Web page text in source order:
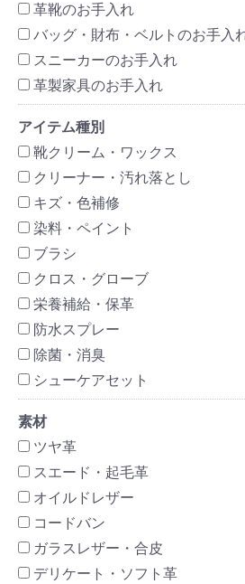
革靴のお手入れ
バッグ・財布・ベルトのお手入
スニーカーのお手入れ
革製家具のお手入れ
アイテム種別
靴クリーム・ワックス
クリーナー・汚れ落とし
キズ・色補修
染料・ペイント
ブラシ
クロス・グローブ
栄養補給・保革
防水スプレー
除菌・消臭
シューケアセット
素材
ツヤ革
スエード・起毛革
オイルドレザー
コードバン
ガラスレザー・合皮
デリケート・ソフト革